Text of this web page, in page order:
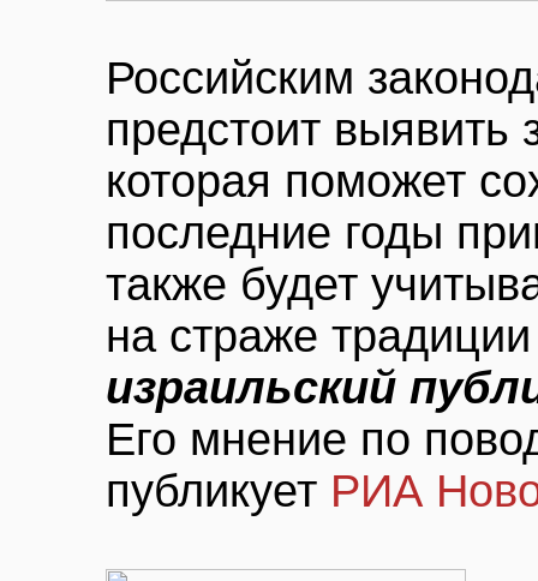
Российским
предстоит выявить
которая поможет
последние годы
также будет
на страже
израильский
Его мнение по
публикует РИА